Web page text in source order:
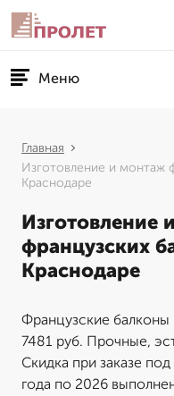
Меню
Главная
Изготовление и монтаж
Краснодаре
Изготовление
французских
Краснодаре
Французские
7481 руб. Прочные,
Скидка при заказе
года по 2026